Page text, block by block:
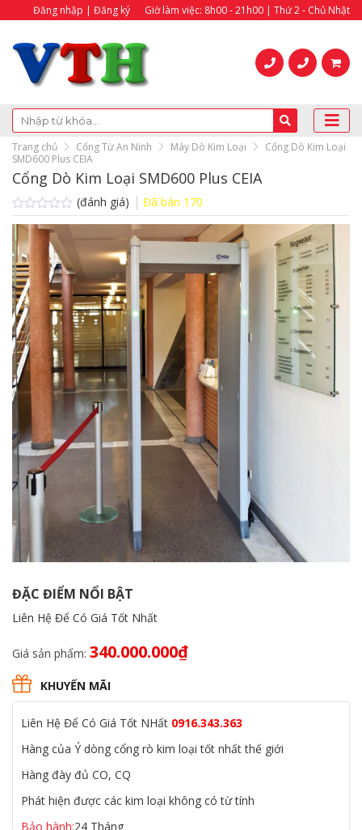
Đăng nhập | Đăng ký Giờ làm việc: 8h00 - 21h00 | Thứ 2 - Chủ Nhật
Trang chủ Cổng Từ An Ninh Máy Dò Kim Loại
Cổng Dò Kim Loại
SMD600 Plus CEIA
Cổng Dò Kim Loại SMD600 Plus CEIA
Được
xếp
hạng
0.0
5
sao
(đánh giá) Đã bán 170
ĐẶC ĐIỂM NỔI BẬT
Liên Hệ Để Có Giá Tốt Nhất
Giá sản phẩm: 340.000.000₫
KHUYẾN MÃI
Liên Hệ Để Có Giá Tốt NHất 0916.343.363
Hàng của Ý dòng cổng rò kim loại tốt nhất thế giới
Hàng đày đủ CO, CQ
Phát hiện được các kim loại không có từ tính
Bảo hành:24 Tháng